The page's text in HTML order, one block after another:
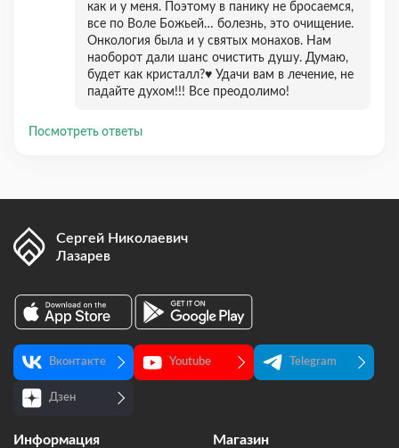
как и у меня. Поэтому в панику не бросаемся,
все по Воле Божьей… болезнь, это очищение.
Онкология была и у святых монахов. Нам
наоборот дали шанс очистить душу. Думаю,
будет как кристалл?♥️ Удачи вам в лечение, не
падайте духом!!! Все преодолимо!
Посмотреть ответы
Сергей Николаевич
Лазарев
Вконтакте Youtube Telegram
Дзен
Информация Магазин